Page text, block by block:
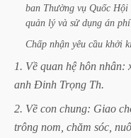
ban Thường vụ Quốc Hội
quản lý và sử dụng án phí
Chấp nhận yêu cầu khởi
1. Về quan hệ hôn nhân:
anh Đinh Trọng Th.
2. Về con chung: Giao
trông nom, chăm sóc,